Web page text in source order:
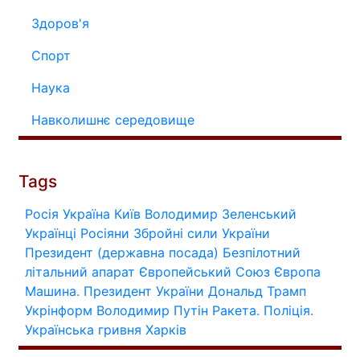
Здоров'я
Спорт
Наука
Навколишнє середовище
Tags
Росія Україна Київ Володимир Зеленський
Українці Росіяни Збройні сили України
Президент (державна посада) Безпілотний
літальний апарат Європейський Союз Європа
Машина. Президент України Дональд Трамп
Укрінформ Володимир Путін Ракета. Поліція.
Українська гривня Харків